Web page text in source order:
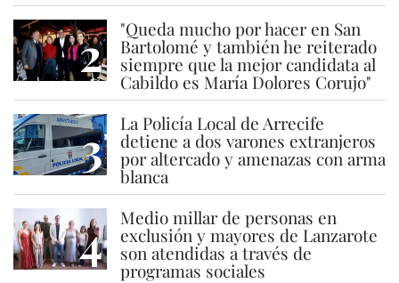
2 "Queda mucho por hacer en San
Bartolomé y también he reiterado
siempre que la mejor candidata al
Cabildo es María Dolores Corujo"
3 La Policía Local de Arrecife
detiene a dos varones extranjeros
por altercado y amenazas con arma
blanca
4 Medio millar de personas en
exclusión y mayores de Lanzarote
son atendidas a través de
programas sociales